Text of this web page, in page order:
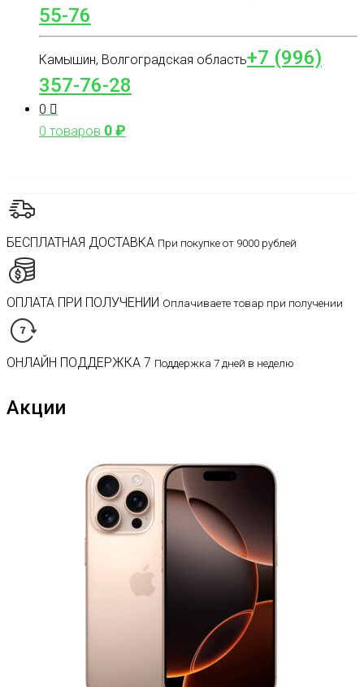
55-76
Камышин, Волгоградская область+7 (996)
357-76-28
0
0 товаров 0₽
БЕСПЛАТНАЯ ДОСТАВКА При покупке от 9000 рублей
ОПЛАТА ПРИ ПОЛУЧЕНИИ Оплачиваете товар при получении
ОНЛАЙН ПОДДЕРЖКА 7 Поддержка 7 дней в неделю
Акции